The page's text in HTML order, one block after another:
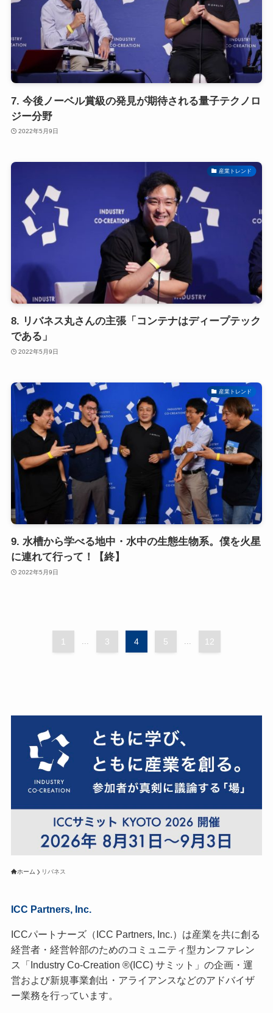
7. 今後ノーベル賞級の発見が期待される量子テクノロ
ジー分野
2022年5月9日
産業トレンド
8. リバネス丸さんの主張「コンテナはディープテック
である」
2022年5月9日
産業トレンド
9. 水槽から学べる地中・水中の生態生物系。僕を火星
に連れて行って！【終】
2022年5月9日
1 3 4 5 12
ホーム リバネス
ICC Partners, Inc.
ICCパートナーズ（ICC Partners, Inc.）は産業を共に創る
経営者・経営幹部のためのコミュニティ型カンファレン
ス「Industry Co-Creation ®(ICC) サミット」の企画・運
営および新規事業創出・アライアンスなどのアドバイザ
ー業務を行っています。